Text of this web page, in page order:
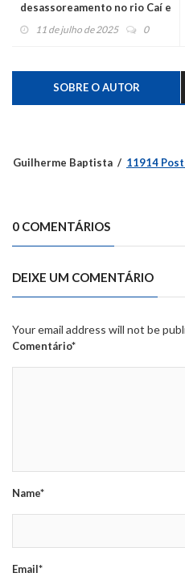
desassoreamento no rio Caí e
arroio Forromeco
11 de julho de 2025 0
SOBRE O AUTOR
Guilherme Baptista 11914
0 COMENTÁRIOS
DEIXE UM COMENTÁRIO
Your email address will not be
Comentário*
Name*
Email*